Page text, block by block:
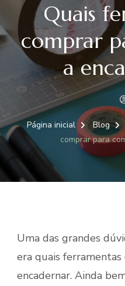
Quais
comprar
a
Página inicial Blog
comprar para
Uma das grandes
era quais
encadernar. Ainda